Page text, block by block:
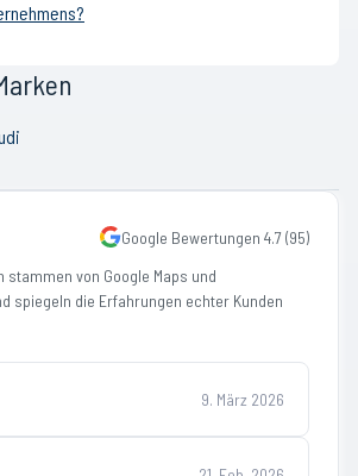
Google Bewertungen 4.7(95)
stammen von Google Maps und
spiegeln die Erfahrungen echter Kunden
9. März 2026